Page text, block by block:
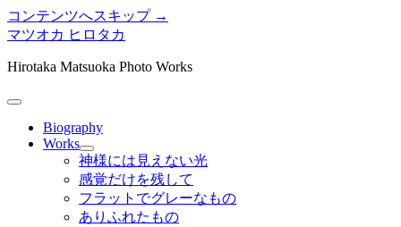
コンテンツへスキップ →
マツオカ ヒロタカ
Hirotaka Matsuoka Photo Works
メ
Biography
Works
メ
ニ
ュ
ー
を
神様には見えない光
感覚だけを残して
フラットでグレーなもの
ありふれたもの